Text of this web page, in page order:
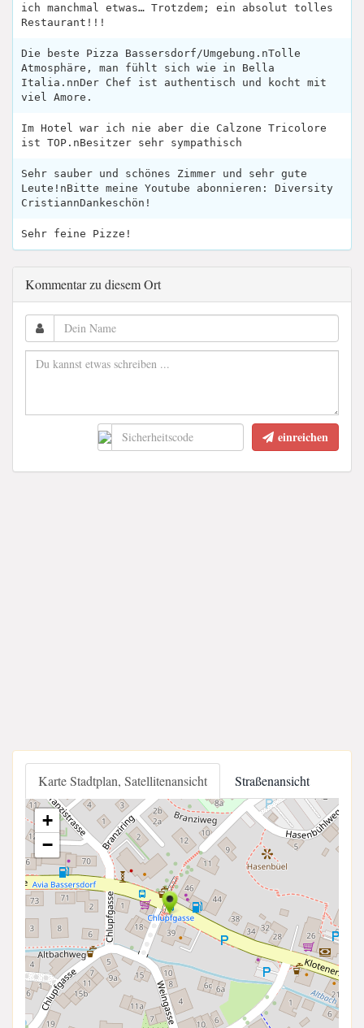
ich manchmal etwas… Trotzdem; ein absolut tolles
Restaurant!!!
Die beste Pizza Bassersdorf/Umgebung.nTolle
Atmosphäre, man fühlt sich wie in Bella
Italia.nnDer Chef ist authentisch und kocht mit
viel Amore.
Im Hotel war ich nie aber die Calzone Tricolore
ist TOP.nBesitzer sehr sympathisch
Sehr sauber und schönes Zimmer und sehr gute
Leute!nBitte meine Youtube abonnieren: Diversity
CristiannDankeschön!
Sehr feine Pizze!
Kommentar zu diesem Ort
einreichen
Karte Stadtplan, Satellitenansicht Straßenansicht
+
−